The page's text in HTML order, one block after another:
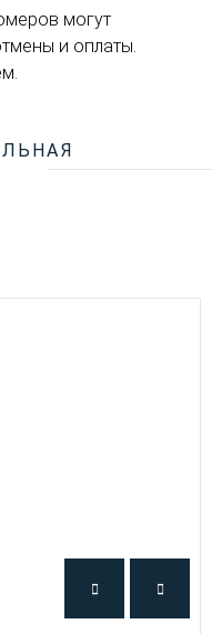
могут
и оплаты.